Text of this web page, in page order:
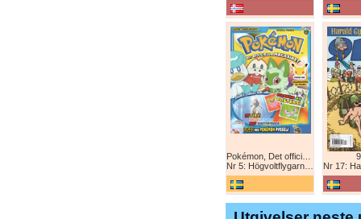
Nr 5: Högvoltflygarna mot Svart Rayquaza!
Nr 17: Harald